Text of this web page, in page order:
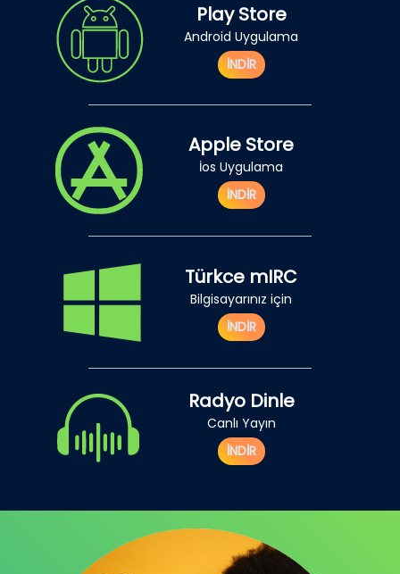
Play Store
Android Uygulama
İNDİR
Apple Store
İos Uygulama
İNDİR
Türkce mIRC
Bilgisayarınız için
İNDİR
Radyo Dinle
Canlı Yayın
İNDİR